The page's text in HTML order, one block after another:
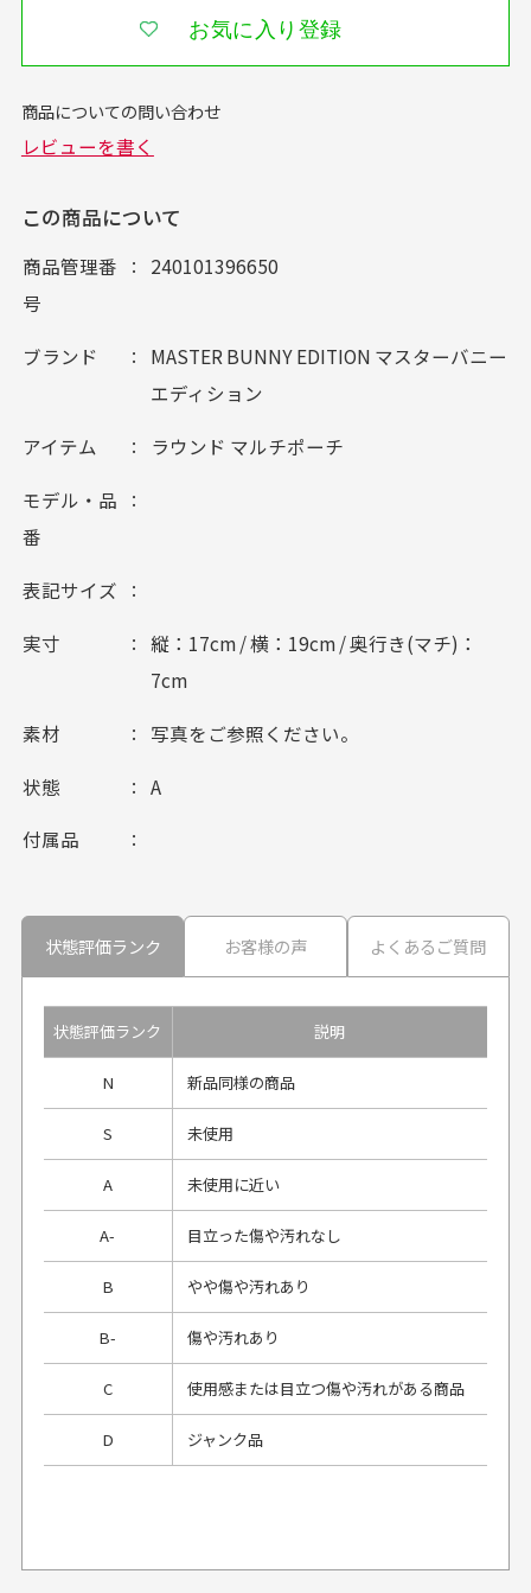
お気に入り登録
この商品について
商品管理番
号
240101396650
ブランド
MASTER BUNNY EDITION マスターバニー
エディション
アイテム ラウンド マルチポーチ
モデル・品
番
表記サイズ
実寸
縦：17cm / 横：19cm / 奥行き(マチ)：
7cm
素材 写真をご参照ください。
状態 A
付属品
状態評価ランク お客様の声 よくあるご質問
状態評価ランク 説明
N 新品同様の商品
S 未使用
A 未使用に近い
A- 目立った傷や汚れなし
B やや傷や汚れあり
B- 傷や汚れあり
C 使用感または目立つ傷や汚れがある商品
D ジャンク品